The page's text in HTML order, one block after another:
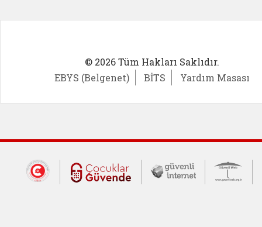
© 2026 Tüm Hakları Saklıdır.
EBYS (Belgenet)
BİTS Yardım Masası
Dış Bağlantılar
Cumhurbaşkanlığı İletişim Merkezi
Çocuklar Güvende (yeni
Güvenli